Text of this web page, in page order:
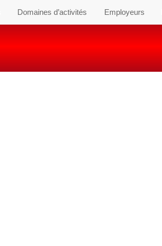
Domaines d’activités Employeurs